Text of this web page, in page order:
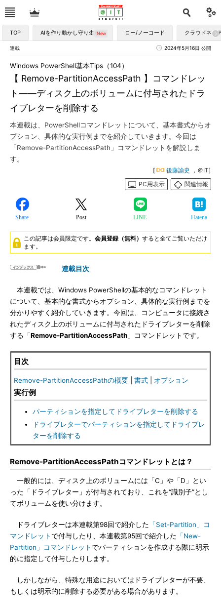
TOP AIを作り動かし守り生かす ロー/ノーコード クラウドネイ
連載 2024年5月16日 公開
【 Remove-PartitionAccessPath 】コマンドレッ
ト――ディスク上のボリュームに付与されたドラ
イブレターを削除する
Windows PowerShell基本Tips（104）
本連載は、PowerShellコマンドレットについて、基本書式からオ
プション、具体的な実行例までを紹介していきます。今回は
「Remove-PartitionAccessPath」コマンドレットを解説しま
す。
[ 後藤諭史
，＠IT]
PC用表示
関連情報
Share Post LINE Hatena
この記事は会員限定です。 会員登録（無料） すると全てご覧いただけ
ます。
連載目次
本連載では、Windows PowerShellの基本的なコマンドレット
について、基本的な書式からオプション、具体的な実行例までを
分かりやすく紹介していきます。今回は、コンピュータに接続さ
れたディスク上のボリュームに付与されたドライブレターを削除
する「Remove-PartitionAccessPath 」コマンドレットです。
目次
Remove-PartitionAccessPathの概要 書式 オプション
実行例
パーティションを指定してドライブレターを削除する
ドライブレターでパーティションを指定してドライブレ
ターを削除する
Remove-PartitionAccessPathコマンドレットとは？
一般的には、ディスク上のボリュームには「C」や「D」とい
った「ドライブレター」が付与されており、これを“識別子”とし
てボリュームを使い分けます。
ドライブレターは本連載第98回で紹介した 「Set-Partition」コ
マンドレット で付与したり、本連載第95回で紹介した 「New-
Partition」コマンドレット でパーティションを作成する際に明示
的に指定して付与したりします。
しかしながら、特殊な用途においてはドライブレターが不要、
もしくは明示的に削除する必要がある場合があります。